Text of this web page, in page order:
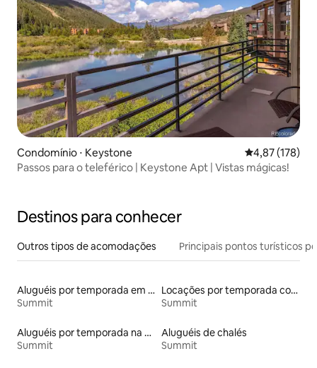
Condomínio ⋅ Keystone 4,87 de uma
4,87 (178)
Passos para o teleférico | Keystone Apt | Vistas mágicas!
Destinos para conhecer
Outros tipos de acomodações Principais pontos turísticos
Aluguéis por temporada em resorts
Summit
Locações por temporada com piscina
Summit
Aluguéis por temporada na orla
Summit
Aluguéis de chalés
Summit